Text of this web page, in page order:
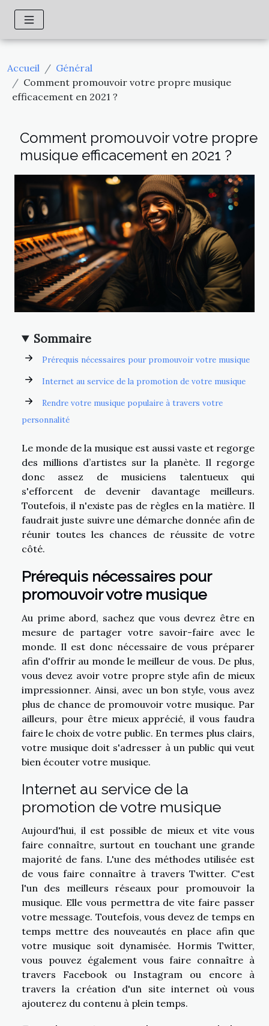
Accueil
Général
Comment promouvoir votre propre musique
efficacement en 2021 ?
Comment promouvoir votre propre
musique efficacement en 2021 ?
Sommaire
Prérequis nécessaires pour promouvoir votre musique
Internet au service de la promotion de votre musique
Rendre votre musique populaire à travers votre
personnalité
Le monde de la musique est aussi vaste et regorge
des millions d’artistes sur la planète. Il regorge
donc assez de musiciens talentueux qui
s'efforcent de devenir davantage meilleurs.
Toutefois, il n'existe pas de règles en la matière. Il
faudrait juste suivre une démarche donnée afin de
réunir toutes les chances de réussite de votre
côté.
Prérequis nécessaires pour
promouvoir votre musique
Au prime abord, sachez que vous devrez être en
mesure de partager votre savoir-faire avec le
monde. Il est donc nécessaire de vous préparer
afin d'offrir au monde le meilleur de vous. De plus,
vous devez avoir votre propre style afin de mieux
impressionner. Ainsi, avec un bon style, vous avez
plus de chance de promouvoir votre musique. Par
ailleurs, pour être mieux apprécié, il vous faudra
faire le choix de votre public. En termes plus clairs,
votre musique doit s'adresser à un public qui veut
bien écouter votre musique.
Internet au service de la
promotion de votre musique
Aujourd'hui, il est possible de mieux et vite vous
faire connaître, surtout en touchant une grande
majorité de fans. L'une des méthodes utilisée est
de vous faire connaître à travers Twitter. C'est
l'un des meilleurs réseaux pour promouvoir la
musique. Elle vous permettra de vite faire passer
votre message. Toutefois, vous devez de temps en
temps mettre des nouveautés en place afin que
votre musique soit dynamisée. Hormis Twitter,
vous pouvez également vous faire connaître à
travers Facebook ou Instagram ou encore à
travers la création d'un site internet où vous
ajouterez du contenu à plein temps.